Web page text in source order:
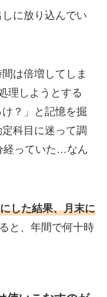
に放り込んでい
は倍増してしま
理しようとする
？」と記憶を掘
科目に迷って調
経っていた…なん
した結果、月末に
と、年間で何十時